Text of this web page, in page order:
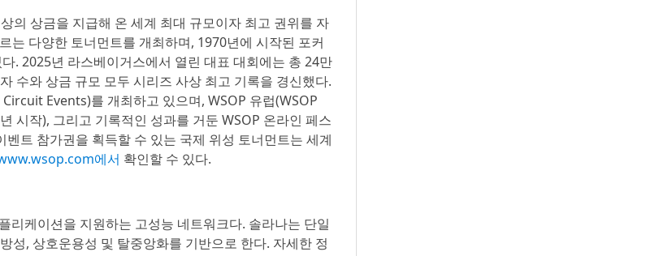
의 상금을 지급해 온 세계 최대 규모이자 최고 권위를 자
는 다양한 토너먼트를 개최하며, 1970년에 시작된 포커
. 2025년 라스베이거스에서 열린 대표 대회에는 총 24만
수와 상금 규모 모두 시리즈 사상 최고 기록을 경신했다.
Events)를 개최하고 있으며, WSOP 유럽(WSOP
시작), 그리고 기록적인 성과를 거둔 WSOP 온라인 페스
트 참가권을 획득할 수 있는 국제 위성 토너먼트는 세계
에서 확인할 수 있다.
리케이션을 지원하는 고성능 네트워크다. 솔라나는 단일
, 상호운용성 및 탈중앙화를 기반으로 한다. 자세한 정